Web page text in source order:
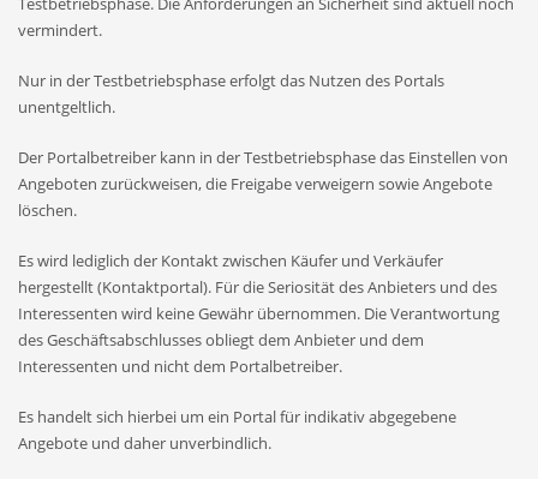
vermindert.
Nur in der Testbetriebsphase erfolgt das Nutzen des Portals
unentgeltlich.
Der Portalbetreiber kann in der Testbetriebsphase das Einstellen von
Angeboten zurückweisen, die Freigabe verweigern sowie Angebote
löschen.
Es wird lediglich der Kontakt zwischen Käufer und Verkäufer
hergestellt (Kontaktportal). Für die Seriosität des Anbieters und des
Interessenten wird keine Gewähr übernommen. Die Verantwortung
des Geschäftsabschlusses obliegt dem Anbieter und dem
Interessenten und nicht dem Portalbetreiber.
Es handelt sich hierbei um ein Portal für indikativ abgegebene
Angebote und daher unverbindlich.